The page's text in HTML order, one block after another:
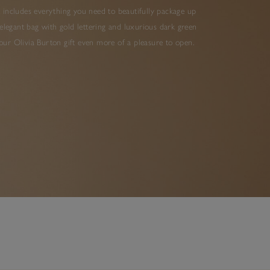
everything you need to beautifully package up
bag with gold lettering and luxurious dark green
Olivia Burton gift even more of a pleasure to open.